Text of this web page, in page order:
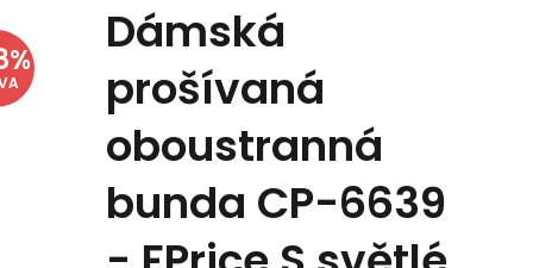
%
Dámská
prošívaná
oboustranná
bunda CP-6639